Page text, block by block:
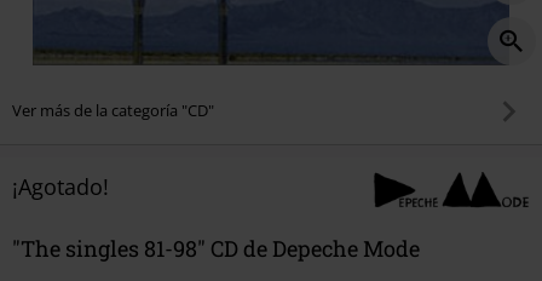
Ver más de la categoría "CD"
¡Agotado!
"The singles 81-98" CD de Depeche Mode